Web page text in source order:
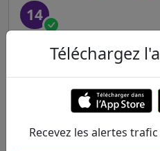
14
B C
Transilien
Téléchargez
Recevez les alertes